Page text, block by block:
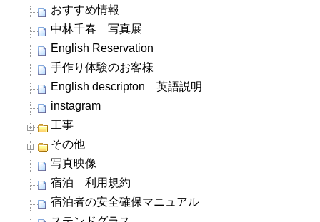
おすすめ情報
中林千春 写真展
English Reservation
手作り体験のお客様
English descripton 英語説明
instagram
工事
その他
写真映像
宿泊 利用規約
宿泊者の安全確保マニュアル